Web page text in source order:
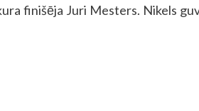
finišēja Juri Mesters. Nikels